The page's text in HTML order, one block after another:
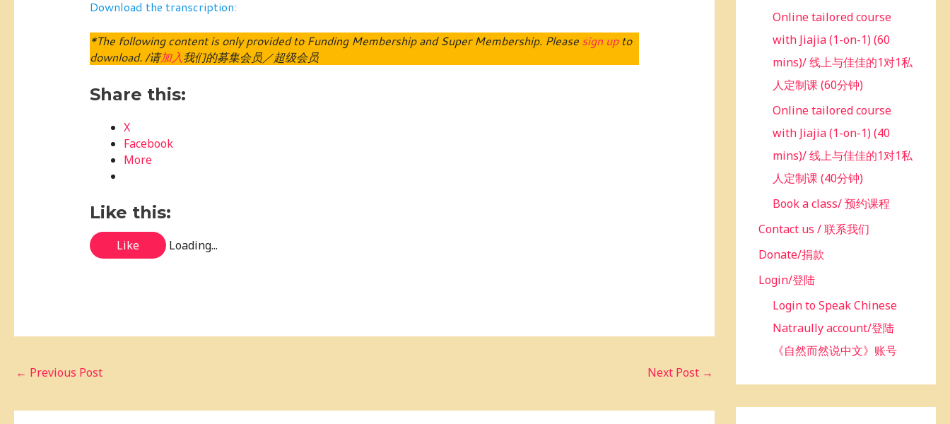
Download the transcription:
*The following content is only provided to Funding Membership and Super Membership. Please sign upto
download. /请加入我们的募集会员／超级会员
Share this:
X
Facebook
More
Like this:
Like Loading...
← Previous Post Next Post →
Online tailored course
with Jiajia (1-on-1) (60
mins)/ 线上与佳佳的1对1私
人定制课 (60分钟)
Online tailored course
with Jiajia (1-on-1) (40
mins)/ 线上与佳佳的1对1私
人定制课 (40分钟)
Book a class/ 预约课程
Contact us / 联系我们
Donate/捐款
Login/登陆
Login to Speak Chinese
Natraully account/登陆
《自然而然说中文》账号